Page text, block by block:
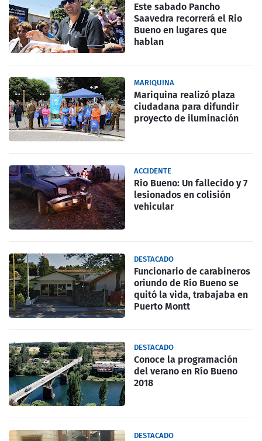
Este sabado Pancho
Saavedra recorrerá el Rio
Bueno en lugares que
hablan
MARIQUINA
Mariquina realizó plaza
ciudadana para difundir
proyecto de iluminación
ACCIDENTE
Rio Bueno: Un fallecido y 7
lesionados en colisión
vehicular
DESTACADO
Funcionario de carabineros
oriundo de Río Bueno se
quitó la vida, trabajaba en
Puerto Montt
DESTACADO
Conoce la programación
del verano en Río Bueno
2018
DESTACADO